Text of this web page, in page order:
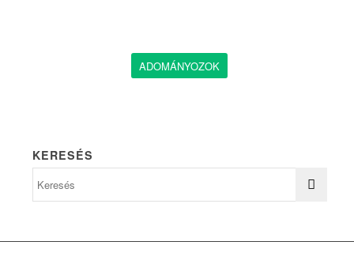
ADOMÁNYOZOK
KERESÉS